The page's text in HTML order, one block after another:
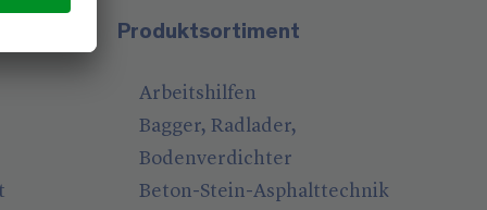
Produktsortiment
Arbeitshilfen
Bagger, Radlader,
Bodenverdichter
Beton-Stein-Asphalttechnik